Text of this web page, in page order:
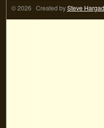
© 2026 Created bySteve